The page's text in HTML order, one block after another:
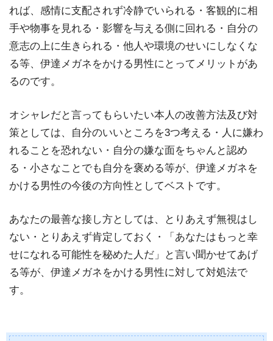
れば、感情に支配されず冷静でいられる・客観的に相
手や物事を見れる・影響を与える側に回れる・自分の
意志の上に生きられる・他人や環境のせいにしなくな
る等、伊達メガネをかける男性にとってメリットがあ
るのです。
オシャレだと言ってもらいたい本人の改善方法及び対
策としては、自分のいいところを3つ考える・人に嫌わ
れることを恐れない・自分の嫌な面をちゃんと認め
る・小さなことでも自分を褒める等が、伊達メガネを
かける男性の今後の方向性としてベストです。
あなたの最善な接し方としては、とりあえず無視はし
ない・とりあえず肯定しておく・「あなたはもっと幸
せになれる可能性を秘めた人だ」と言い聞かせてあげ
る等が、伊達メガネをかける男性に対して対処法で
す。